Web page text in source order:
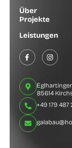
Über
Projekte
Leistungen
85614
+49 179 487